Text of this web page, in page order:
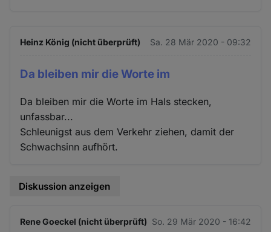
Heinz König (nicht überprüft) Sa. 28 Mär 2020 - 09:32
Da bleiben mir die Worte im
Da bleiben mir die Worte im Hals stecken,
unfassbar...
Schleunigst aus dem Verkehr ziehen, damit der
Schwachsinn aufhört.
Diskussion anzeigen
Rene Goeckel (nicht überprüft) So. 29 Mär 2020 - 16:42